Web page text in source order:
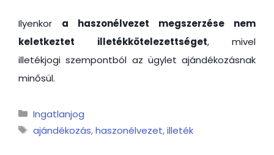
Ilyenkor a haszonélvezet megszerzése nem
keletkeztet illetékkötelezettséget, mivel
illetékjogi szempontból az ügylet ajándékozásnak
minősül.
Kategória
Ingatlanjog
Címkék
ajándékozás,haszonélvezet,illeték